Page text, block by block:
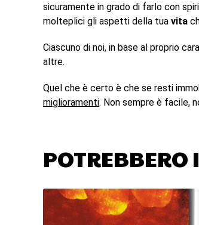
sicuramente in grado di farlo con
molteplici gli aspetti della tua vita
Ciascuno di noi, in base al proprio
altre.
Quel che è certo è che se resti
miglioramenti. Non sempre è facile,
POTREBBERO